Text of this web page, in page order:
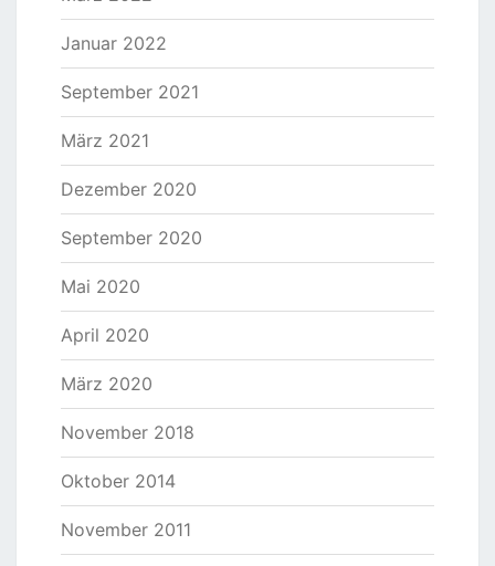
Januar 2022
September 2021
März 2021
Dezember 2020
September 2020
Mai 2020
April 2020
März 2020
November 2018
Oktober 2014
November 2011